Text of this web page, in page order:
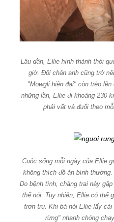
Lâu dần, Ellie hình thành thói
giờ. Đôi chân anh cũng trở
"Mowgli hiện đại" còn trèo
những lần, Ellie đi khoảng 230
phải vất vả đuổi theo
Cuộc sống mỗi ngày của Ellie
không thích đồ ăn bình
Do bệnh tình, chàng trai này
thể nói. Tuy nhiên, Ellie có thể
trơn tru. Khi bà nói Ellie lấy
rừng" nhanh chóng